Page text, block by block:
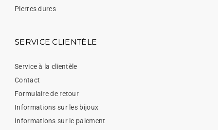
Pierres dures
SERVICE CLIENTÈLE
Service à la clientèle
Contact
Formulaire de retour
Informations sur les bijoux
Informations sur le paiement